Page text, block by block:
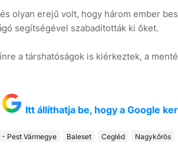
olyan erejű volt, hogy három ember
segítségével szabadították ki őket.
a társhatóságok is kiérkeztek, a
Itt állíthatja be, hogy a Google
- Pest Vármegye Baleset Cegléd Nagykőrös